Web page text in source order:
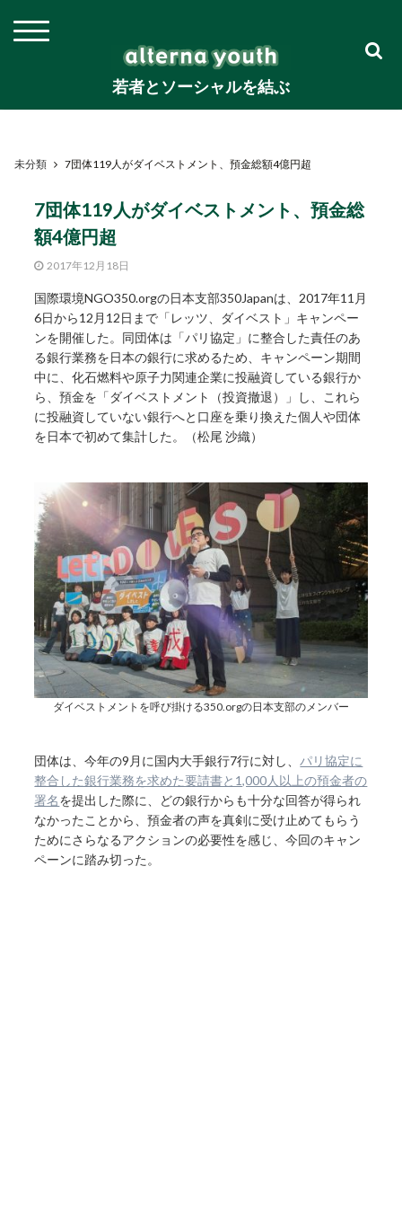
若者とソーシャルを結ぶ
未分類 7団体119人がダイベストメント、預金総額4億円超
7団体119人がダイベストメント、預金総
額4億円超
2017年12月18日
国際環境NGO350.orgの日本支部350Japanは、2017年11月
6日から12月12日まで 「レッツ、ダイベスト」 キャンペー
ンを開催した。 同団体は「パリ協定」に整合した責任のあ
る銀行業務を日本の銀行に求めるため、キャンペーン期間
中に、化石燃料や原子力関連企業に投融資している銀行か
ら、預金を「ダイベストメント（投資撤退）」し、これら
に投融資していない銀行へと口座を乗り換えた個人や団体
を日本で初めて集計した。（松尾 沙織）
ダイベストメントを呼び掛ける350.orgの日本支部のメンバー
団体は、今年の9月に国内大手銀行7行に対し、 パリ協定に
整合した銀行業務を求めた要請書と1,000人以上の預金者の
署名を提出した際に、どの銀行からも十分な回答が得られ
なかったことから、預金者の声を真剣に受け止めてもらう
ためにさらなるアクションの必要性を感じ、今回のキャン
ペーンに踏み切った。